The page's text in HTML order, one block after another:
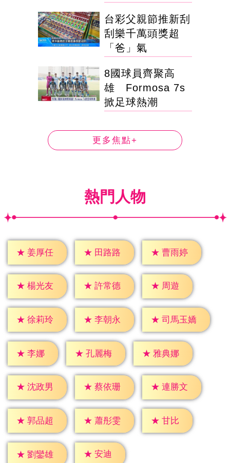
台彩父親節推新刮
刮樂千萬頭獎超
「爸」氣
8國球員齊聚高
雄 Formosa 7s
掀足球熱潮
更多焦點+
熱門人物
★ 姜厚任 ★ 田路路 ★ 曹雨婷
★ 楊光友 ★ 許常德 ★ 周遊
★ 徐莉玲 ★ 李朝永 ★ 司馬玉嬌
★ 李娜 ★ 孔麗梅 ★ 雅典娜
★ 沈政男 ★ 蔡依珊 ★ 連勝文
★ 郭品超 ★ 蕭彤雯 ★ 甘比
★ 劉鑾雄 ★ 安迪